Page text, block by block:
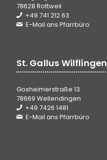
78628 Rottweil
+49 741 212 63
E-Mail ans Pfarrbüro
St. Gallus Wilflingen
Gosheimerstraße 13
78669 Wellendingen
+49 7426 1481
E-Mail ans Pfarrbüro